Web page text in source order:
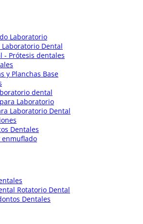
Laboratorio
Dental
- Prótesis dentales
y Planchas Base
dental
Laboratorio
Laboratorio Dental
Dentales
enmuflado
Rotatorio Dental
Dentales